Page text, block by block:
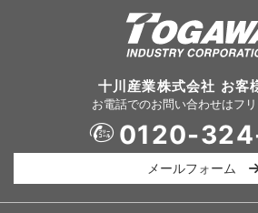
十川産業株式会社 お客
お電話でのお問い合わせはフ
0120-
メールフォーム